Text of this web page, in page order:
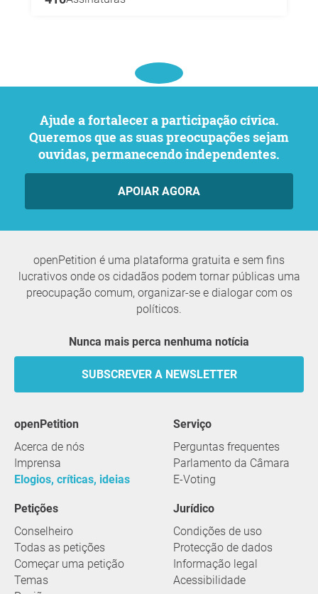
Ajude a fortalecer a participação cívica.
Queremos que as suas preocupações sejam
ouvidas, permanecendo independentes.
APOIAR AGORA
openPetition é uma plataforma gratuita e sem fins
lucrativos onde os cidadãos podem tornar públicas uma
preocupação comum, organizar-se e dialogar com os
políticos.
Nunca mais perca nenhuma notícia
SUBSCREVER A NEWSLETTER
openPetition
Acerca de nós
Imprensa
Elogios, críticas, ideias
serviço
Perguntas frequentes
Parlamento da Câmara
E-Voting
Petições
Conselheiro
Todas as petições
Começar uma petição
Temas
Jurídico
Condições de uso
Protecção de dados
Informação legal
Acessibilidade